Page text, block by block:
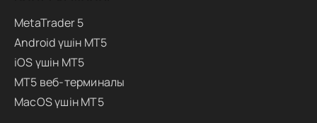
MetaTrader 5
Android үшін MT5
iOS үшін MT5
MT5 веб-терминалы
MacOS үшін MT5